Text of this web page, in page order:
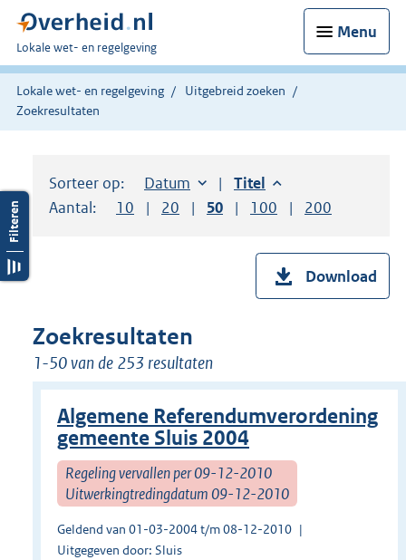
Menu
U
bent
hier:
Lokale wet- en regelgeving
Lokale wet- en regelgeving
Uitgebreid zoeken
Zoekresultaten
Sorteer op: Sorteer op:
Datum aflopendSorteer op:
Titel aflopend
Aantal:
Toon
10 resultaten per pagina
Toon
20 resultaten per pagina
Toon
50 resultaten per pagina
Toon
100 resultaten per
Toon
200
Download
Zoekresultaten
1-50 van de 253 resultaten
Algemene Referendumverordening
gemeente Sluis 2004
Regeling vervallen per 09-12-2010
Uitwerkingtredingdatum 09-12-2010
Geldend van 01-03-2004 t/m 08-12-2010
Uitgegeven door: Sluis